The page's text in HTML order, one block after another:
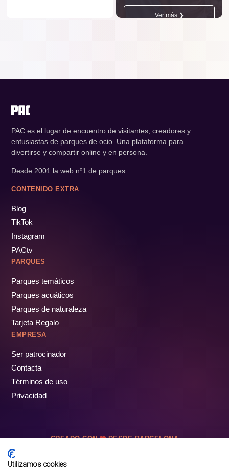
Ver más ❯
PAC es el lugar de encuentro de visitantes, creadores y
entusiastas de parques de ocio. Una plataforma para
divertirse y compartir online y en persona.
Desde 2001 la web nº1 de parques.
CONTENIDO EXTRA
Blog
TikTok
Instagram
PACtv
PARQUES
Parques temáticos
Parques acuáticos
Parques de naturaleza
Tarjeta Regalo
EMPRESA
Ser patrocinador
Contacta
Términos de uso
Privacidad
CREADO CON DESDE BARCELONA
Utilizamos cookies